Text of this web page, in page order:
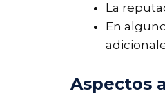
La
En
Aspectos